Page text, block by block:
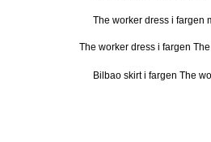
The worker dress i fargen
The worker dress i fargen
Bilbao skirt i fargen The